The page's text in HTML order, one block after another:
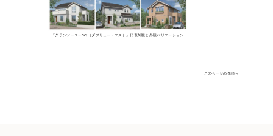
『グランツーユーWS（ダブリュー・エス）』代表外観と外観バリエーション
このページの先頭へ